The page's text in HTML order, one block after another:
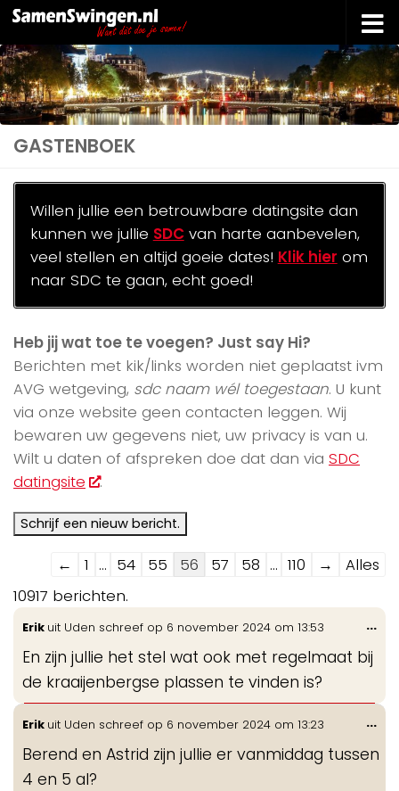
Doorgaan naar inhoud
GASTENBOEK
Willen jullie een betrouwbare datingsite dan
kunnen we jullie SDCvan harte aanbevelen,
veel stellen en altijd goeie dates! Klik hier om
naar SDC te gaan, echt goed!
Heb jij wat toe te voegen? Just say Hi?
Berichten met kik/links worden niet geplaatst ivm
AVG wetgeving, sdc naam wél toegestaan. U kunt
via onze website geen contacten leggen. Wij
bewaren uw gegevens niet, uw privacy is van u.
Wilt u daten of afspreken doe dat dan via SDC
datingsite
.
Navigatie
door
de
gastenboek-
lijst
← 1 ... 54 55 56 57 58 ... 110 →
Alles
10917 berichten.
Erik uit Uden schreef op 6 november 2024 om 13:53
En zijn jullie het stel wat ook met regelmaat bij
de kraaijenbergse plassen te vinden is?
...
Erik uit Uden schreef op 6 november 2024 om 13:23
Berend en Astrid zijn jullie er vanmiddag tussen
4 en 5 al?
...